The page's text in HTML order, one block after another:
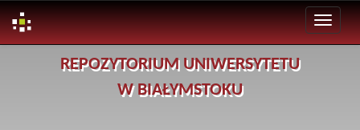
REPOZYTORIUM UNIWERSYTETU
W BIAŁYMSTOKU